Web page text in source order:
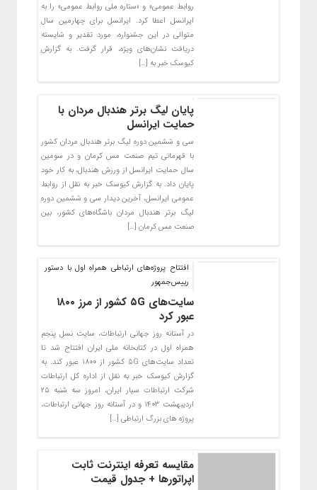
روابط ‌عمومی» و «ستاره ملی روابط ‌عمومی» را به
ایرانسل اعطا کرد. ایرانسل برای چهارمین سال
متوالی در این جشنواره، مورد تقدیر و شایسته
دریافت نشان‌های ویژه، قرار گرفت. به گزارش
کیوسک خبر به […]
پایان لیگ برتر هندبال مردان با
حمایت ایرانسل
سی و ششمین دوره لیگ برتر هندبال مردان کشور
با قهرمانی تیم صنعت مس کرمان و در سومین
سال حمایت ایرانسل از ورزش هندبال، به کار خود
پایان داد. به گزارش کیوسک خبر به نقل از روابط
عمومی ایرانسل، آخرین دیدار سی و ششمین دوره
لیگ برتر هندبال مردان باشگاه‌های کشور، بین
صنعت مس کرمان […]
افتتاح پروژه‌های ارتباطی همراه اول با دستور
رییس‌جمهور
سایت‌های ۵G کشور از مرز ۱۸۰۰
عبور کرد
در آستانه روز جهانی ارتباطات، سایت نسل پنجم
همراه اول در کتابخانه ملی ایران افتتاح شد تا
تعداد سایت‌های ۵G کشور از ۱۸۰۰ عبور کند. به
گزارش کیوسک خبر به نقل از اداره کل ارتباطات
شرکت ارتباطات سیار ایران، امروز سه شنبه ۲۵
اردیبهشت ۱۴۰۳ و در آستانه روز جهانی ارتباطات،
پروژه های بزرگ ارتباطی […]
مقایسه تعرفه اینترنت ثابت
اپراتورها + جدول قیمت‌